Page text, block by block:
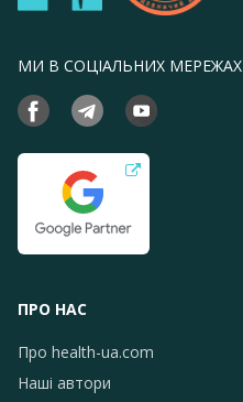
МИ В СОЦІАЛЬНИХ МЕРЕЖАХ
ПРО НАС
Про health-ua.com
Наші автори